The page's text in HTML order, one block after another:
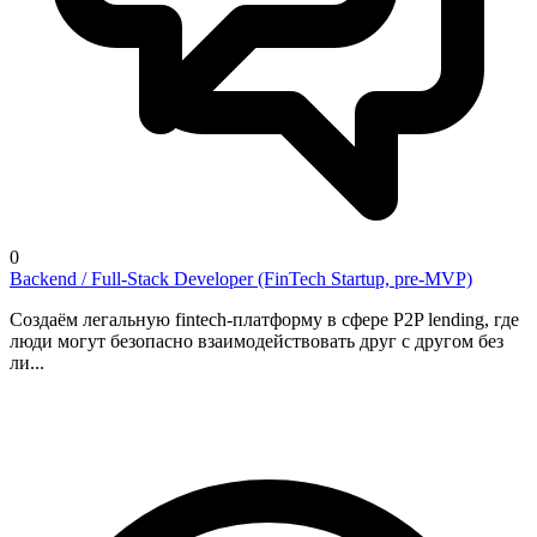
0
Backend / Full-Stack Developer (FinTech Startup, pre-MVP)
Создаём легальную fintech-платформу в сфере P2P lending, где
люди могут безопасно взаимодействовать друг с другом без
ли...